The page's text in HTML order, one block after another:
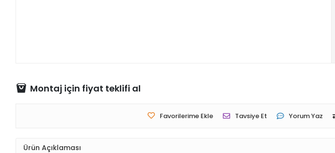
Montaj için fiyat teklifi al
Favorilerime Ekle Tavsiye Et Yorum Yaz
Ürün Açıklaması